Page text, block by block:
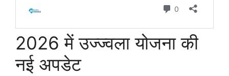
2026 में उज्ज्वला योजना की
नई अपडेट